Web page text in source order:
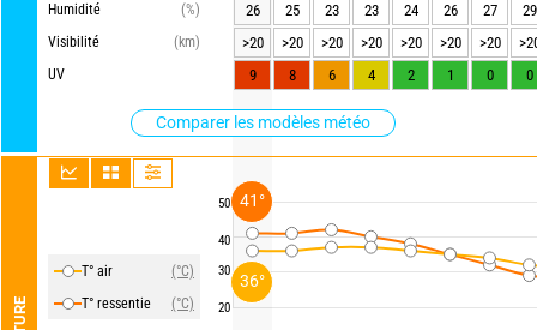
Humidité
(%)
Visibilité
(km)
UV
Comparer les modèles météo
T° air
(°C)
T° ressentie
(°C)
50
40
30
20
26 25 23 23 24 26 27
29
>20
>20 >20 >20 >20 >20 >20
9
8 6 4 2 1 0 0
36°
41°